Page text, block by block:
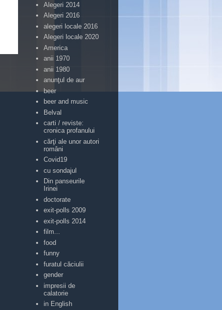
Alegeri 2014
Alegeri 2016
alegeri locale 2016
Alegeri locale 2020
America
anii 1970
anii 1980
anunţul de aur
beer
beer and music
Belval
carti / reviste:
cronica profanului
cărţi ale unor autori
români
Covid19
cu sondajul
Din panseurile
Irinei
doctorate
exit-polls 2009
exit-polls 2014
film...
food
funny
furatul căciulii
gender
impresii de
calatorie
in English